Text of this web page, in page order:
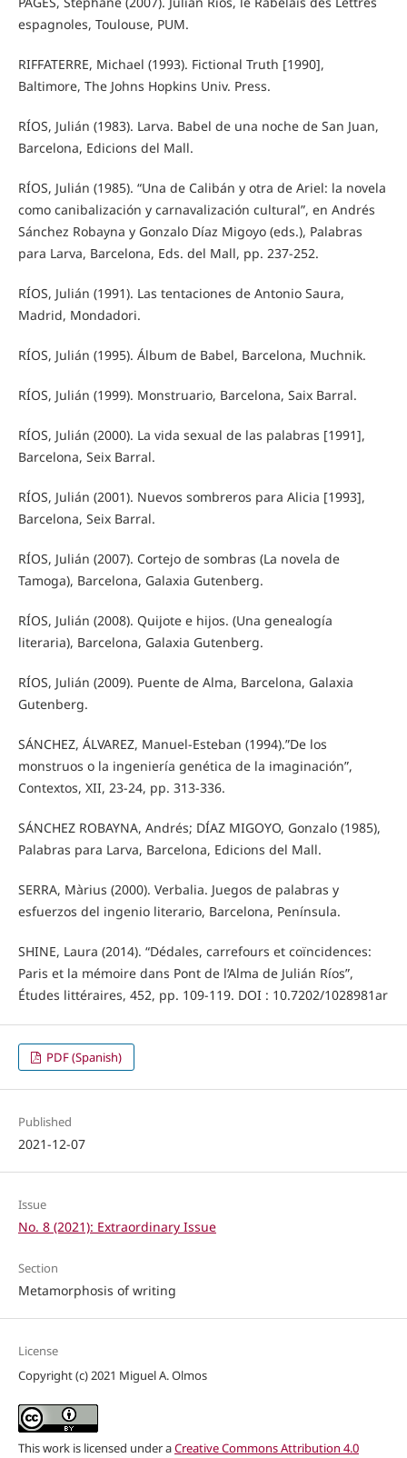
espagnoles, Toulouse, PUM.
RIFFATERRE, Michael (1993). Fictional Truth [1990],
Baltimore, The Johns Hopkins Univ. Press.
RÍOS, Julián (1983). Larva. Babel de una noche de San Juan,
Barcelona, Edicions del Mall.
RÍOS, Julián (1985). “Una de Calibán y otra de Ariel: la novela
como canibalización y carnavalización cultural”, en Andrés
Sánchez Robayna y Gonzalo Díaz Migoyo (eds.), Palabras
para Larva, Barcelona, Eds. del Mall, pp. 237-252.
RÍOS, Julián (1991). Las tentaciones de Antonio Saura,
Madrid, Mondadori.
RÍOS, Julián (1995). Álbum de Babel, Barcelona, Muchnik.
RÍOS, Julián (1999). Monstruario, Barcelona, Saix Barral.
RÍOS, Julián (2000). La vida sexual de las palabras [1991],
Barcelona, Seix Barral.
RÍOS, Julián (2001). Nuevos sombreros para Alicia [1993],
Barcelona, Seix Barral.
RÍOS, Julián (2007). Cortejo de sombras (La novela de
Tamoga), Barcelona, Galaxia Gutenberg.
RÍOS, Julián (2008). Quijote e hijos. (Una genealogía
literaria), Barcelona, Galaxia Gutenberg.
RÍOS, Julián (2009). Puente de Alma, Barcelona, Galaxia
Gutenberg.
SÁNCHEZ, ÁLVAREZ, Manuel-Esteban (1994).”De los
monstruos o la ingeniería genética de la imaginación”,
Contextos, XII, 23-24, pp. 313-336.
SÁNCHEZ ROBAYNA, Andrés; DÍAZ MIGOYO, Gonzalo (1985),
Palabras para Larva, Barcelona, Edicions del Mall.
SERRA, Màrius (2000). Verbalia. Juegos de palabras y
esfuerzos del ingenio literario, Barcelona, Península.
SHINE, Laura (2014). “Dédales, carrefours et coïncidences:
Paris et la mémoire dans Pont de l’Alma de Julián Ríos”,
Études littéraires, 452, pp. 109-119. DOI : 10.7202/1028981ar
PDF (Spanish)
Published
2021-12-07
Issue
No. 8 (2021): Extraordinary Issue
Section
Metamorphosis of writing
License
Copyright (c) 2021 Miguel A. Olmos
This work is licensed under aCreative Commons Attribution 4.0